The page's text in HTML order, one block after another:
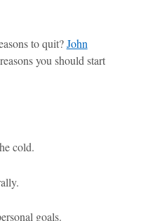
to quit?John
you should start
cold.
goals.